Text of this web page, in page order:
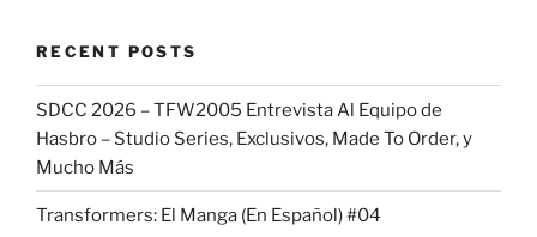
RECENT POSTS
SDCC 2026 – TFW2005 Entrevista Al Equipo de
Hasbro – Studio Series, Exclusivos, Made To Order, y
Mucho Más
Transformers: El Manga (En Español) #04